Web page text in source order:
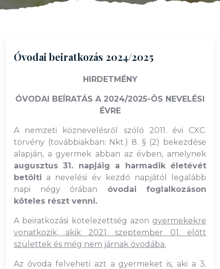
Óvodai beiratkozás 2024/2025
HIRDETMÉNY
ÓVODAI BEÍRATÁS A 2024/2025-ÖS NEVELÉSI
ÉVRE
A nemzeti köznevelésről szóló 2011. évi CXC.
törvény (továbbiakban: Nkt.) 8. § (2) bekezdése
alapján, a gyermek abban az évben, amelynek
augusztus 31. napjáig a harmadik életévét
betölti a nevelési év kezdő napjától legalább
napi négy órában óvodai foglalkozáson
köteles részt venni.
A beiratkozási kötelezettség azon gyermekekre
vonatkozik, akik 2021. szeptember 01. előtt
születtek és még nem járnak óvodába.
Az óvoda felveheti azt a gyermeket is, aki a 3.